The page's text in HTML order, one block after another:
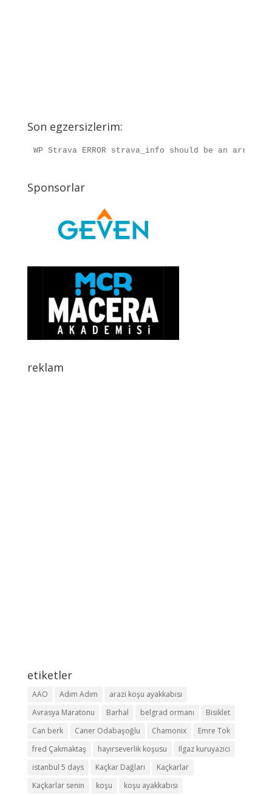
Son egzersizlerim:
WP Strava ERROR strava_info should be an
Sponsorlar
reklam
etiketler
AAO Adım Adım
arazi koşu ayakkabısı
Avrasya Maratonu
Barhal belgrad ormanı
Bisiklet
Can berk
Caner Odabaşoğlu Chamonix
Emre Tok
fred Çakmaktaş
hayırseverlik koşusu
Ilgaz kuruyazici
istanbul 5 days
Kaçkar Dağları
Kaçkarlar
Kaçkarlar senin
koşu koşu ayakkabısı